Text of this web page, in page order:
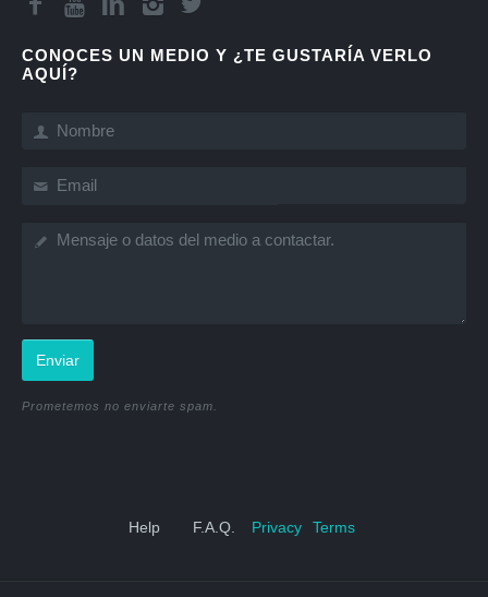
CONOCES UN MEDIO Y ¿TE GUSTARÍA VERLO
AQUÍ?
Enviar
Prometemos no enviarte spam.
Help F.A.Q. Privacy Terms